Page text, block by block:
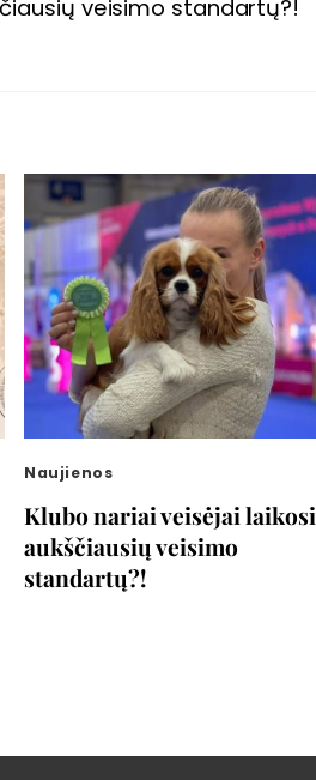
veisimo standartų?!
Naujienos
Klubo nariai veisėjai laikosi
aukščiausių veisimo
standartų?!